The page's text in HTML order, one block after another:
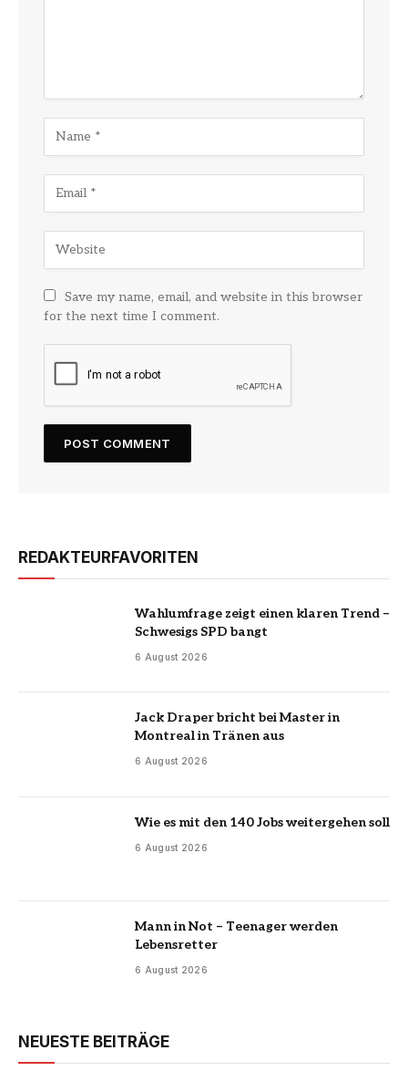
Save my name, email, and website in this browser
for the next time I comment.
REDAKTEURFAVORITEN
Wahlumfrage zeigt einen klaren Trend –
Schwesigs SPD bangt
6 August 2026
Jack Draper bricht bei Master in
Montreal in Tränen aus
6 August 2026
Wie es mit den 140 Jobs weitergehen soll
6 August 2026
Mann in Not – Teenager werden
Lebensretter
6 August 2026
NEUESTE BEITRÄGE